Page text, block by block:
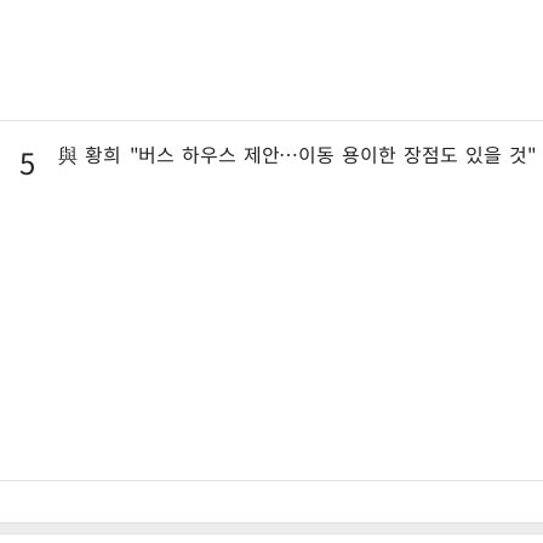
5 與 황희 "버스 하우스 제안…이동 용이한 장점도 있을 것"